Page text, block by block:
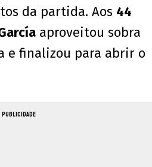
da partida. Aos 44
aproveitou sobra
e finalizou para abrir o
PUBLICIDADE